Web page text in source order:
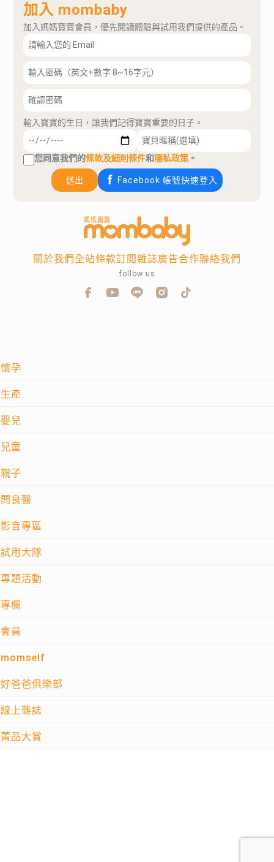
加入 mombaby
加入媽媽寶寶會員，優先閱讀體驗與試用我們提供的產品。
輸入寶寶的生日，讓我們記得寶寶重要的日子。
您同意我們的條款及細則條件和隱私政策 。
送出 Facebook 帳號快速登入
懷孕
生產
嬰兒
兒童
親子
問良醫
影音專區
試用大隊
專題活動
專欄
會員
momself
好爸爸俱樂部
線上雜誌
菁品大賞
關於我們全站條款訂閱雜誌廣告合作聯絡我們
follow us